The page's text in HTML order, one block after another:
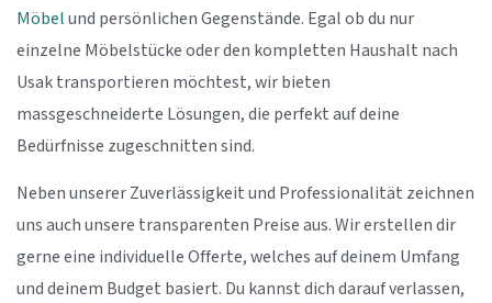
Möbelund persönlichen Gegenstände. Egal ob du nur
einzelne Möbelstücke oder den kompletten Haushalt nach
Usak transportieren möchtest, wir bieten
massgeschneiderte Lösungen, die perfekt auf deine
Bedürfnisse zugeschnitten sind.
Neben unserer Zuverlässigkeit und Professionalität zeichnen
uns auch unsere transparenten Preise aus. Wir erstellen dir
gerne eine individuelle Offerte, welches auf deinem Umfang
und deinem Budget basiert. Du kannst dich darauf verlassen,